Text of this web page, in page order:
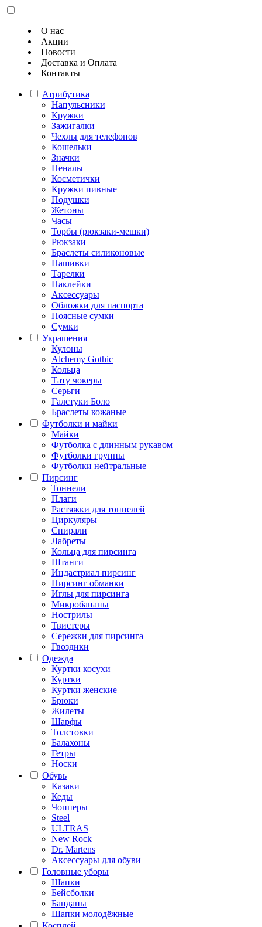
О нас
Акции
Новости
Доставка и Оплата
Контакты
Атрибутика
Напульсники
Кружки
Зажигалки
Чехлы для телефонов
Кошельки
Значки
Пеналы
Косметички
Кружки пивные
Подушки
Жетоны
Часы
Торбы (рюкзаки-мешки)
Рюкзаки
Браслеты силиконовые
Нашивки
Тарелки
Наклейки
Аксессуары
Обложки для паспорта
Поясные сумки
Сумки
Украшения
Кулоны
Alchemy Gothic
Кольца
Тату чокеры
Серьги
Галстуки Боло
Браслеты кожаные
Футболки и майки
Майки
Футболка с длинным рукавом
Футболки группы
Футболки нейтральные
Пирсинг
Тоннели
Плаги
Растяжки для тоннелей
Циркуляры
Спирали
Лабреты
Кольца для пирсинга
Штанги
Индастриал пирсинг
Пирсинг обманки
Иглы для пирсинга
Микробананы
Нострилы
Твистеры
Сережки для пирсинга
Гвоздики
Одежда
Куртки косухи
Куртки
Куртки женские
Брюки
Жилеты
Шарфы
Толстовки
Балахоны
Гетры
Носки
Обувь
Казаки
Кеды
Чопперы
Steel
ULTRAS
New Rock
Dr. Martens
Аксессуары для обуви
Головные уборы
Шапки
Бейсболки
Банданы
Шапки молодёжные